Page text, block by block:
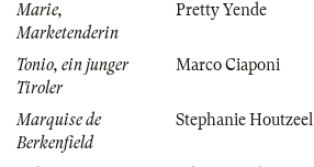
Marie,
Marketenderin
Pretty Yende
Tonio, ein junger
Tiroler
Marco Ciaponi
Marquise de
Berkenfield
Stephanie Houtzeel